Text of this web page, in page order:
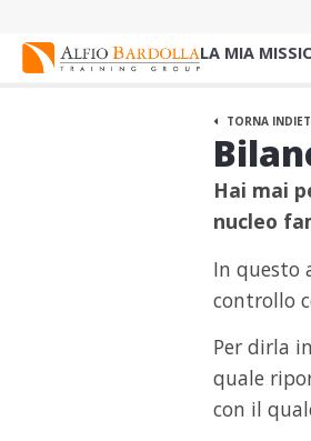
LA MIA
TORNA
Hai mai
nucleo
In questo
controllo
Per dirla
quale
con il